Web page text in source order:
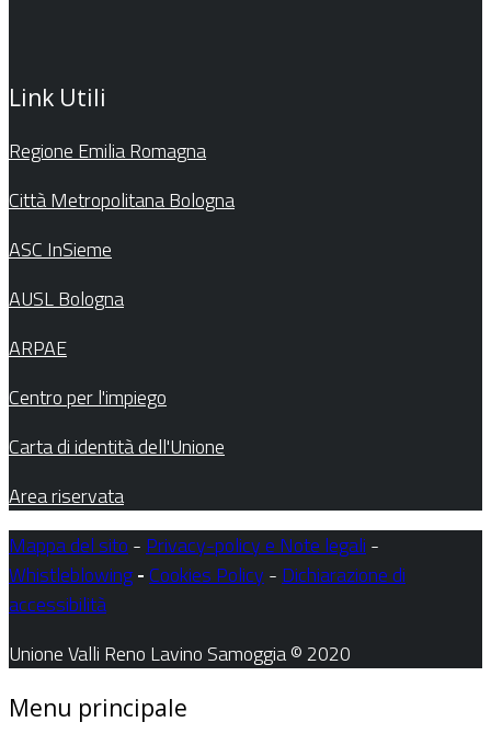
Link Utili
Regione Emilia Romagna
Città Metropolitana Bologna
ASC InSieme
AUSL Bologna
ARPAE
Centro per l'impiego
Carta di identità dell'Unione
Area riservata
Mappa del sito - Privacy-policy e Note legali -
Whistleblowing-Cookies Policy - Dichiarazione di
accessibilità
Unione Valli Reno Lavino Samoggia © 2020
Menu principale